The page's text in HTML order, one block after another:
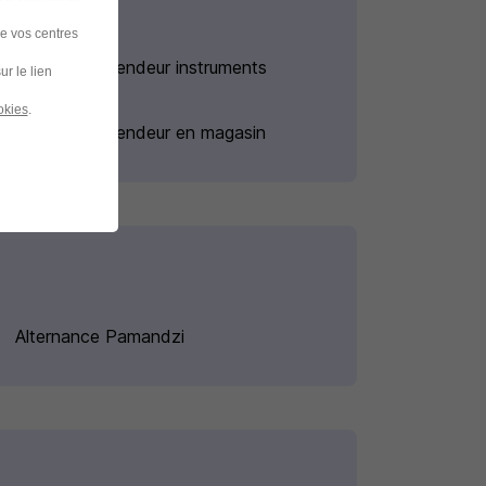
Alternance Vendeur instruments
Alternance Vendeur en magasin
Alternance Pamandzi
vos centres
le lien
.